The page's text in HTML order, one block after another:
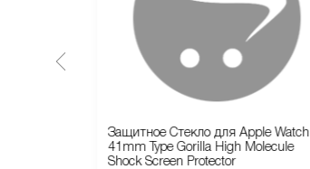
Защитное Стекло для Apple Watch
41mm Type Gorilla High Molecule
Shock Screen Protector